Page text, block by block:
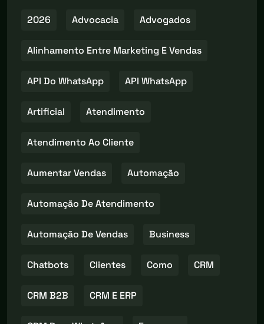
2026 Advocacia Advogados
Alinhamento Entre Marketing E Vendas
API Do WhatsApp API WhatsApp
Artificial Atendimento
Atendimento Ao Cliente
Aumentar Vendas Automação
Automação De Atendimento
Automação De Vendas Business
Chatbots Clientes Como CRM
CRM B2B CRM E ERP